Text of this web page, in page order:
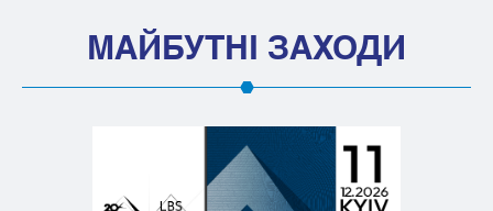
МАЙБУТНІ ЗАХОДИ